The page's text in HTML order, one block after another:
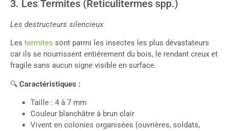
3. Les Termites (Reticulitermes spp.)
Les destructeurs silencieux
Les termites sont parmi les insectes les plus dévastateurs
car ils se nourrissent entièrement du bois, le rendant creux et
fragile sans aucun signe visible en surface.
🔍 Caractéristiques :
Taille : 4 à 7 mm
Couleur blanchâtre à brun clair
Vivent en colonies organisées (ouvrières, soldats,